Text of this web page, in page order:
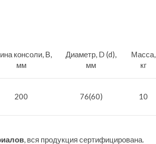
консоли, В,
мм
Диаметр, D (d),
мм
Масса,
кг
200 76(60) 10
, вся продукция сертифицирована.